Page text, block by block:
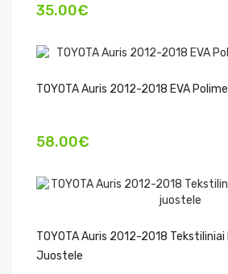
35.00€
TOYOTA Auris 2012-2018 EVA
58.00€
TOYOTA Auris 2012-2018
Juostele